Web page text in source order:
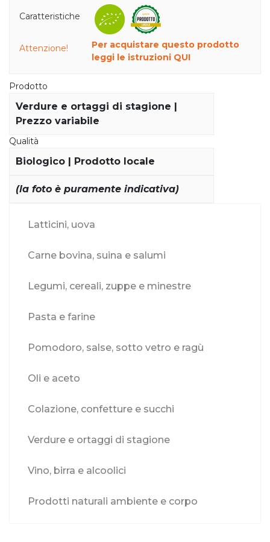
Caratteristiche
Attenzione!
Per acquistare questo prodotto
leggi le istruzioni QUI
Prodotto
Verdure e ortaggi di stagione |
Prezzo variabile
Qualità
Biologico | Prodotto locale
(la foto è puramente indicativa)
Latticini, uova
Carne bovina, suina e salumi
Legumi, cereali, zuppe e minestre
Pasta e farine
Pomodoro, salse, sotto vetro e ragù
Oli e aceto
Colazione, confetture e succhi
Verdure e ortaggi di stagione
Vino, birra e alcoolici
Prodotti naturali ambiente e corpo